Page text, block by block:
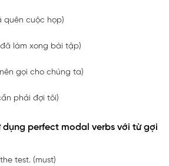
quên cuộc họp)
làm xong bài tập)
gọi cho chúng ta)
phải đợi tôi)
dụng perfect modal verbs với từ gợi
test. (must)